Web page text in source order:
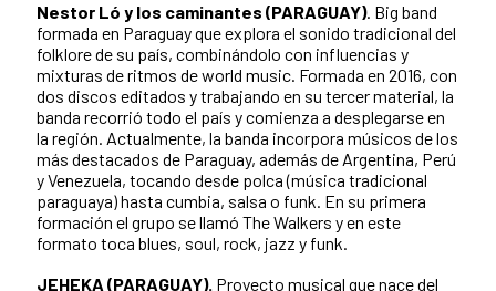
Nestor Ló y los caminantes (PARAGUAY). Big band
formada en Paraguay que explora el sonido tradicional del
folklore de su país, combinándolo con influencias y
mixturas de ritmos de world music. Formada en 2016, con
dos discos editados y trabajando en su tercer material, la
banda recorrió todo el país y comienza a desplegarse en
la región. Actualmente, la banda incorpora músicos de los
más destacados de Paraguay, además de Argentina, Perú
y Venezuela, tocando desde polca (música tradicional
paraguaya) hasta cumbia, salsa o funk. En su primera
formación el grupo se llamó The Walkers y en este
formato toca blues, soul, rock, jazz y funk.
JEHEKA (PARAGUAY). Proyecto musical que nace del